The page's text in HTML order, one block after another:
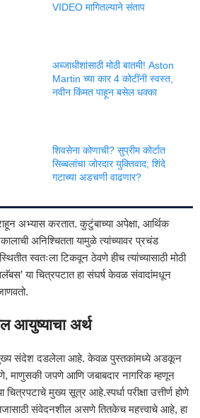
VIDEO मागितल्याने संताप
अब्जाधीशांसाठी मोठी बातमी! Aston
Martin च्या कार 4 कोटींनी स्वस्त,
नवीन किंमत पाहून बसेल धक्का
शिवसेना कोणाची? सुप्रीम कोर्टात
सिब्बलांचा जोरदार युक्तिवाद; शिंदे
गटाच्या अडचणी वाढणार?
अभ्यास करतात. कुटुंबाच्या अपेक्षा, आर्थिक
अनिश्चितता यामुळे त्यांच्यावर प्रचंड
स्वतःला टिकवून ठेवणे हीच त्यांच्यासाठी मोठी
या चित्रपटात हा संघर्ष केवळ संवादांमधून
आयुष्याचा अर्थ
मुख्य संदेश दडलेला आहे. केवळ पुस्तकांमध्ये अडकून
माणुसकी जपणे आणि जबाबदार नागरिक म्हणून
चित्रपटाचे मुख्य सूत्र आहे.स्पर्धा परीक्षा उत्तीर्ण होणे
संवेदनशील असणे तितकेच महत्त्वाचे आहे, हा